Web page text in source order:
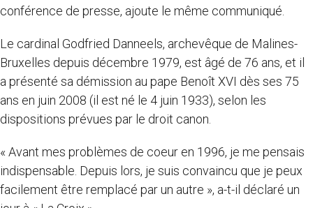
conférence de presse, ajoute le même communiqué.
Le cardinal Godfried Danneels, archevêque de Malines-
Bruxelles depuis décembre 1979, est âgé de 76 ans, et il
a présenté sa démission au pape Benoît XVI dès ses 75
ans en juin 2008 (il est né le 4 juin 1933), selon les
dispositions prévues par le droit canon.
« Avant mes problèmes de coeur en 1996, je me pensais
indispensable. Depuis lors, je suis convaincu que je peux
facilement être remplacé par un autre », a-t-il déclaré un